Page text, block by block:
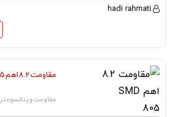
hadi rahmati
مقاومت 8.2 اهم SMD 805
مقاومت و پتانسومتر